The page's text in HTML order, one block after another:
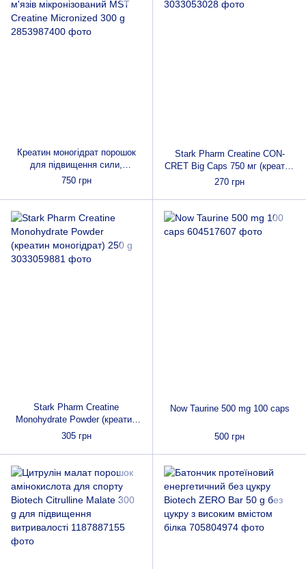
Креатин моногідрат порошок
для підвищення сили,
витривалості та росту м'язів
Micronized 300 g
750 грн
Stark Pharm Creatine CON-
CRET Big Caps 750 мг (креатин
гідрохлорид)
270 грн
Stark Pharm Creatine
Monohydrate Powder (креатин
моногідрат) 250 g
305 грн
Now Taurine 500 mg 100 caps
500 грн